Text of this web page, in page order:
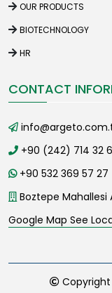
OUR PRODUCTS
BIOTECHNOLOGY
HR
CONTACT
+90 (242) 714 32
+90 532 369 57 27
Boztepe Mahallesi
Google Map See
Copyright